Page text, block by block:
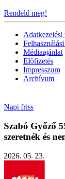
Rendeld meg!
Adatkezelési
Médiaajánlat
Előfizetés
Impresszum
Archívum
Napi friss
Szabó Győző
szeretnék és
2026. 05. 23.